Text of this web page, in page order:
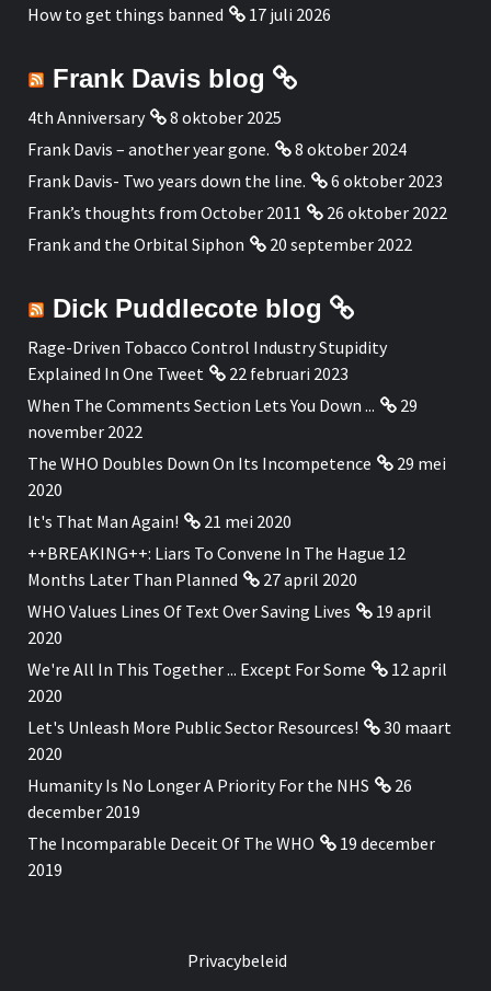
How to get things banned
17 juli 2026
Frank Davis blog
4th Anniversary
8 oktober 2025
Frank Davis – another year gone.
8 oktober 2024
Frank Davis- Two years down the line.
6 oktober 2023
Frank’s thoughts from October 2011
26 oktober 2022
Frank and the Orbital Siphon
20 september 2022
Dick Puddlecote blog
Rage-Driven Tobacco Control Industry Stupidity
Explained In One Tweet
22 februari 2023
When The Comments Section Lets You Down ...
29
november 2022
The WHO Doubles Down On Its Incompetence
29 mei
2020
It's That Man Again!
21 mei 2020
++BREAKING++: Liars To Convene In The Hague 12
Months Later Than Planned
27 april 2020
WHO Values Lines Of Text Over Saving Lives
19 april
2020
We're All In This Together ... Except For Some
12 april
2020
Let's Unleash More Public Sector Resources!
30 maart
2020
Humanity Is No Longer A Priority For the NHS
26
december 2019
The Incomparable Deceit Of The WHO
19 december
2019
Privacybeleid